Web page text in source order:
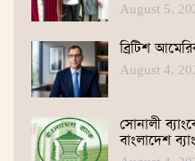
August 5,
ব্রিটিশ
August 4,
সোনালী
বাংলাদেশ